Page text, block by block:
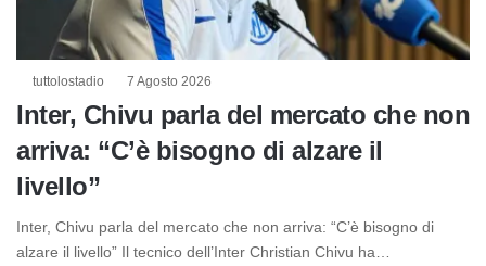
tuttolostadio 7 Agosto 2026
Inter, Chivu parla del mercato che non
arriva: “C’è bisogno di alzare il
livello”
Inter, Chivu parla del mercato che non arriva: “C’è bisogno di
alzare il livello” Il tecnico dell’Inter Christian Chivu ha…